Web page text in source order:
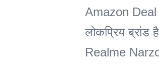
Amazon Deal
लोकप्रिय ब्रांड
Realme